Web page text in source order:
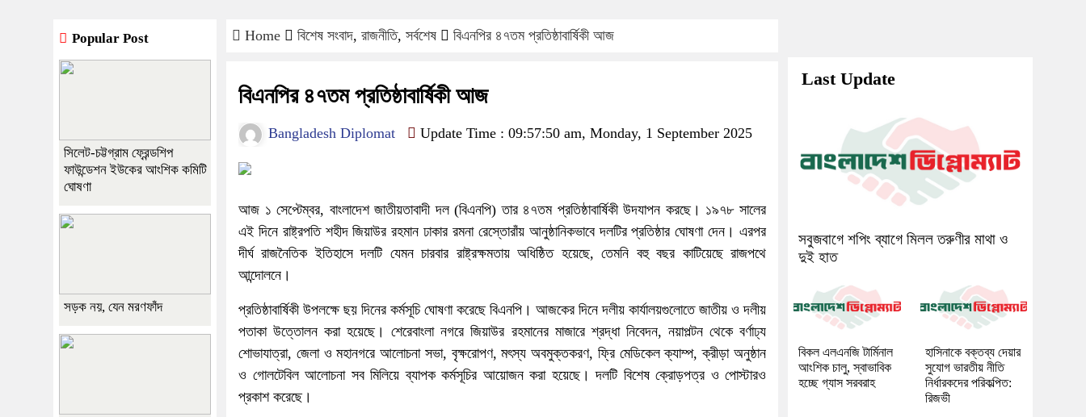
Home বিশেষ সংবাদ, রাজনীতি, সর্বশেষ বিএনপির ৪৭তম প্রতিষ্ঠাবার্ষিকী আজ
বিএনপির ৪৭তম প্রতিষ্ঠাবার্ষিকী আজ
Bangladesh Diplomat Update Time : 09:57:50 am, Monday, 1 September 2025
আজ ১ সেপ্টেম্বর, বাংলাদেশ জাতীয়তাবাদী দল (বিএনপি) তার ৪৭তম প্রতিষ্ঠাবার্ষিকী উদযাপন করছে। ১৯৭৮ সালের
এই দিনে রাষ্ট্রপতি শহীদ জিয়াউর রহমান ঢাকার রমনা রেস্তোরাঁয় আনুষ্ঠানিকভাবে দলটির প্রতিষ্ঠার ঘোষণা দেন। এরপর
দীর্ঘ রাজনৈতিক ইতিহাসে দলটি যেমন চারবার রাষ্ট্রক্ষমতায় অধিষ্ঠিত হয়েছে, তেমনি বহু বছর কাটিয়েছে রাজপথে
আন্দোলনে।
প্রতিষ্ঠাবার্ষিকী উপলক্ষে ছয় দিনের কর্মসূচি ঘোষণা করেছে বিএনপি। আজকের দিনে দলীয় কার্যালয়গুলোতে জাতীয় ও দলীয়
পতাকা উত্তোলন করা হয়েছে। শেরেবাংলা নগরে জিয়াউর রহমানের মাজারে শ্রদ্ধা নিবেদন, নয়াপল্টন থেকে বর্ণাঢ্য
শোভাযাত্রা, জেলা ও মহানগরে আলোচনা সভা, বৃক্ষরোপণ, মৎস্য অবমুক্তকরণ, ফ্রি মেডিকেল ক্যাম্প, ক্রীড়া অনুষ্ঠান
ও গোলটেবিল আলোচনা সব মিলিয়ে ব্যাপক কর্মসূচির আয়োজন করা হয়েছে। দলটি বিশেষ ক্রোড়পত্র ও পোস্টারও
প্রকাশ করেছে।
Popular Post
সিলেট-চট্টগ্রাম ফ্রেন্ডশিপ
ফাউন্ডেশন ইউকের আংশিক কমিটি
ঘোষণা
সড়ক নয়, যেন মরণফাঁদ
Last Update
সবুজবাগে শপিং ব্যাগে মিলল তরুণীর মাথা ও
দুই হাত
বিকল এলএনজি টার্মিনাল
আংশিক চালু, স্বাভাবিক
হচ্ছে গ্যাস সরবরাহ
হাসিনাকে বক্তব্য দেয়ার
সুযোগ ভারতীয় নীতি
নির্ধারকদের পরিকল্পিত:
রিজভী